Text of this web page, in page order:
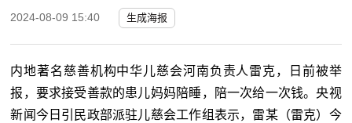
2024-08-09 15:40 生成海报
内地著名慈善机构中华儿慈会河南负责人雷克，日前被举
报，要求接受善款的患儿妈妈陪睡，陪一次给一次钱。央视
新闻今日引民政部派驻儿慈会工作组表示，雷某（雷克）今